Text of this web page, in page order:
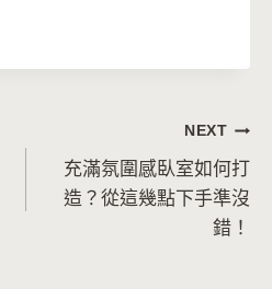
NEXT
充滿氛圍感臥室如何打
造？從這幾點下手準沒
錯！